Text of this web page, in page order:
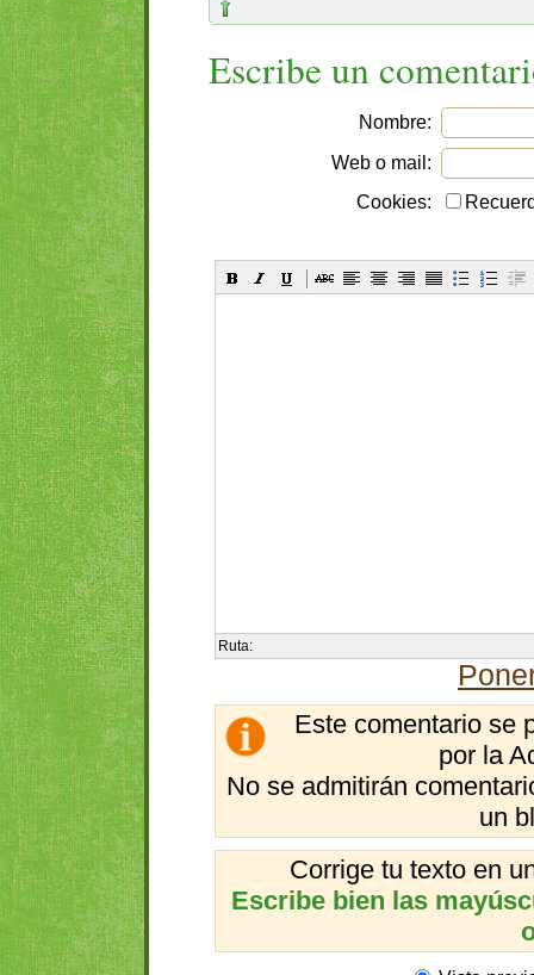
Escribe un
Nombre:
Web o mail:
Cookies:
Ruta:
Este comentario se
por la
No se admitirán
un
Corrige tu texto en
Escribe bien las